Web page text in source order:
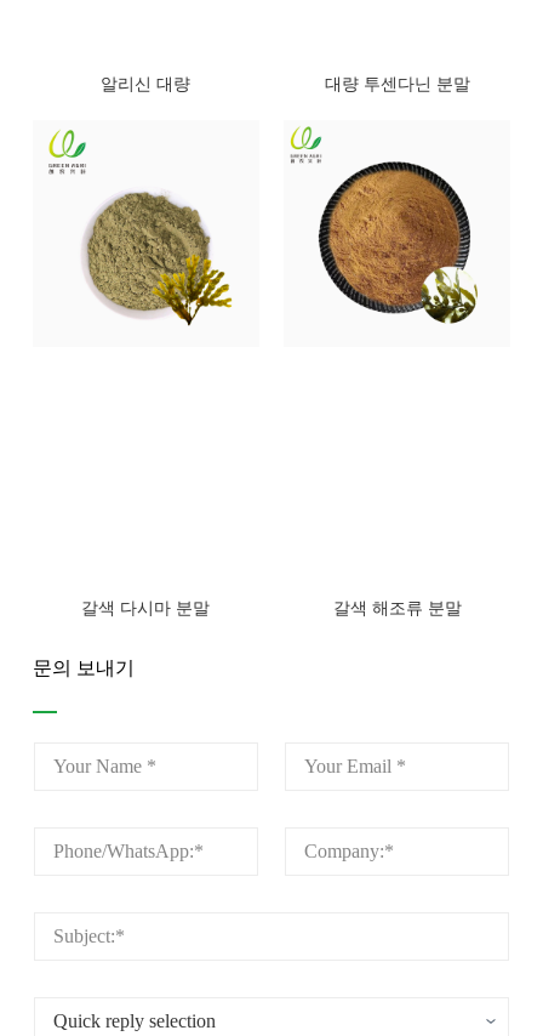
알리신 대량 대량 투센다닌 분말
갈색 다시마 분말 갈색 해조류 분말
문의 보내기